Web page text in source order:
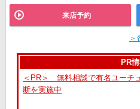
来店予約
＞
PR
＜PR＞ 無料相談で有名ユーチ
断を実施中